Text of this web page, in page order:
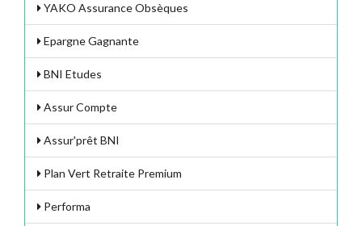
YAKO Assurance Obsèques
Epargne Gagnante
BNI Etudes
Assur Compte
Assur'prêt BNI
Plan Vert Retraite Premium
Performa